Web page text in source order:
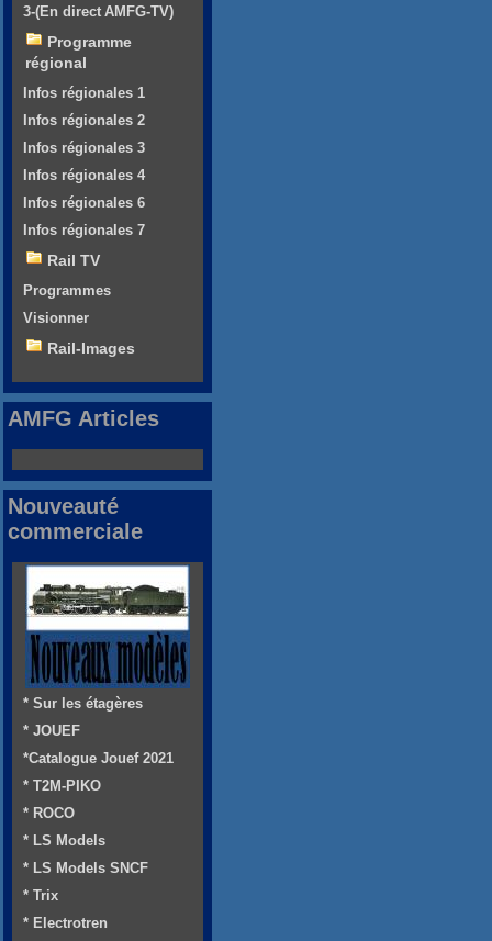
3-(En direct AMFG-TV)
Programme
régional
Infos régionales 1
Infos régionales 2
Infos régionales 3
Infos régionales 4
Infos régionales 6
Infos régionales 7
Rail TV
Programmes
Visionner
Rail-Images
AMFG Articles
Nouveauté
commerciale
* Sur les étagères
* JOUEF
*Catalogue Jouef 2021
* T2M-PIKO
* ROCO
* LS Models
* LS Models SNCF
* Trix
* Electrotren